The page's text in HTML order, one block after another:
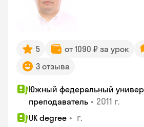
5 от 1090 ₽ за урок
3 отзыва
Южный федеральный
преподаватель • 2011 г.
UK degree • г.